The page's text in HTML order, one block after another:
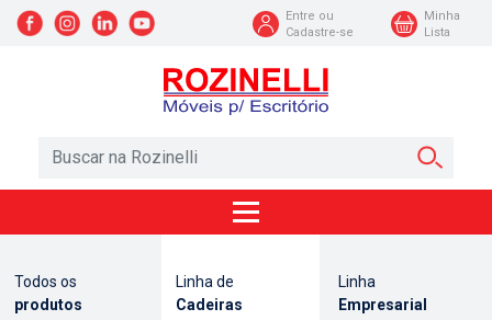
Entre ou
Cadastre-se
Minha
Lista
Todos os
produtos
Linha de
Cadeiras
Linha
Empresarial